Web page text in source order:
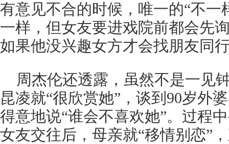
有意见不合的时候，唯一的“不一
一样，但女友要进戏院前都会先
如果他没兴趣女方才会找朋友同
周杰伦还透露，虽然不是一见
昆凌就“很欣赏她”，谈到90岁外
得意地说“谁会不喜欢她”。过程
女友交往后，母亲就“移情别恋”